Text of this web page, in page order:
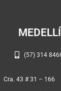
(57) 314
31 –